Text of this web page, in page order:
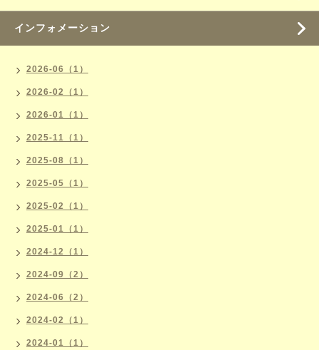
インフォメーション
2026-06（1）
2026-02（1）
2026-01（1）
2025-11（1）
2025-08（1）
2025-05（1）
2025-02（1）
2025-01（1）
2024-12（1）
2024-09（2）
2024-06（2）
2024-02（1）
2024-01（1）